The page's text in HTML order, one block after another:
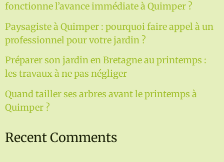
fonctionne l’avance immédiate à Quimper ?
Paysagiste à Quimper : pourquoi faire appel à un
professionnel pour votre jardin ?
Préparer son jardin en Bretagne au printemps :
les travaux à ne pas négliger
Quand tailler ses arbres avant le printemps à
Quimper ?
Recent Comments